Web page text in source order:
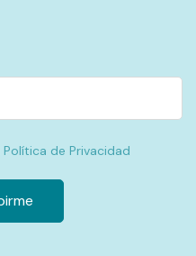
Política de Privacidad